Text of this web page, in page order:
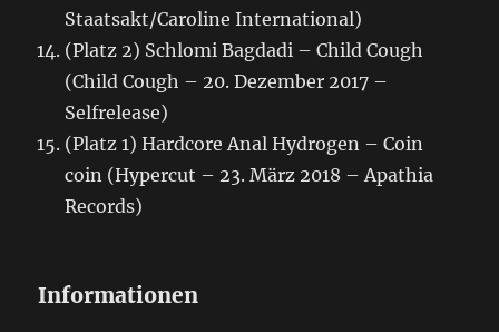
Staatsakt/Caroline International)
(Platz 2) Schlomi Bagdadi – Child Cough
(Child Cough – 20. Dezember 2017 –
Selfrelease)
(Platz 1) Hardcore Anal Hydrogen – Coin
coin (Hypercut – 23. März 2018 – Apathia
Records)
Informationen